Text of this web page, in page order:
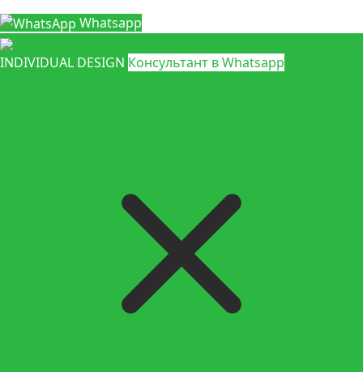
Whatsapp
INDIVIDUAL DESIGN Консультант в Whatsapp